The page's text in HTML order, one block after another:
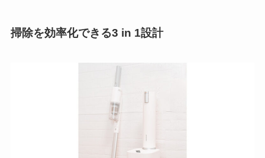
掃除を効率化できる3 in 1設計